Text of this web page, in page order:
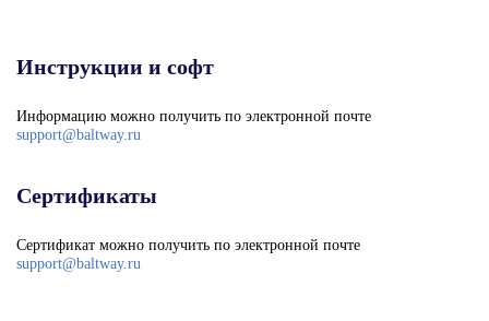
Инструкции и софт
Информацию можно получить по электронной почте
support@baltway.ru
Сертификаты
Сертификат можно получить по электронной почте
support@baltway.ru